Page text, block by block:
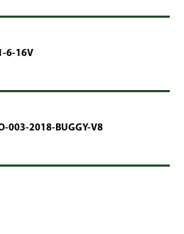
6-16V
003-2018-BUGGY-V8